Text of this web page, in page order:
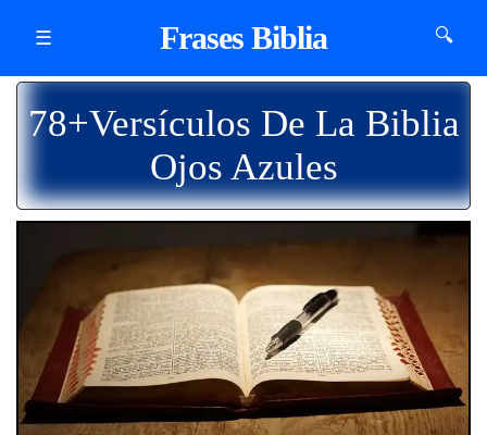
☰ Frases Biblia 🔍
78+Versículos De La Biblia
Ojos Azules